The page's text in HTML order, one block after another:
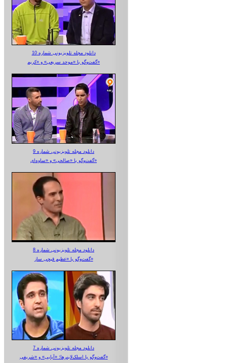
دانلود مجله تلویزیونی شماره 10
گفت‌وگو با «موحد سریعی» و «کریم»
دانلود مجله تلویزیونی شماره 9
گفت‌وگو با «صالحی» و «ساوه‌ای»
دانلود مجله تلویزیونی شماره 8
گفت‌وگو با «عظیم قیچی ساز»
دانلود مجله تلویزیونی شماره 7
گفت‌وگو با اسلک‌لاینرها؛ «آبایی» و «شریفی»